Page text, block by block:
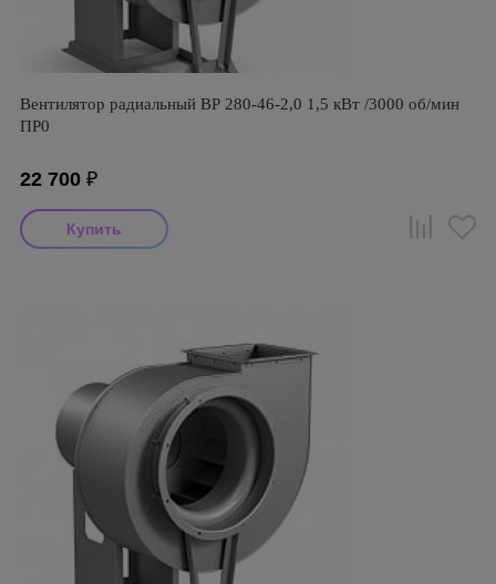
Вентилятор радиальный ВР 280-46-2,0 1,5 кВт /3000 об/мин
ПР0
22 700 ₽